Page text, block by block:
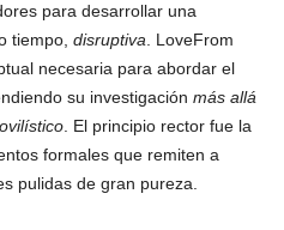
para desarrollar una
tiempo, disruptiva . LoveFrom
necesaria para abordar el
su investigación más allá
. El principio rector fue la
formales que remiten a
pulidas de gran pureza.